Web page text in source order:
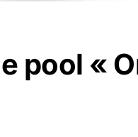
pool «